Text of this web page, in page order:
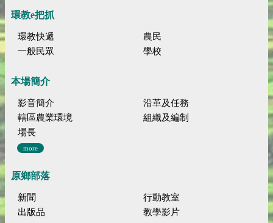
環教e把抓
環教快遞
農民
一般民眾
學校
本場簡介
影音簡介
沿革及任務
轄區農業環境
組織及編制
場長
more
原鄉部落
新聞
行動教室
出版品
教學影片